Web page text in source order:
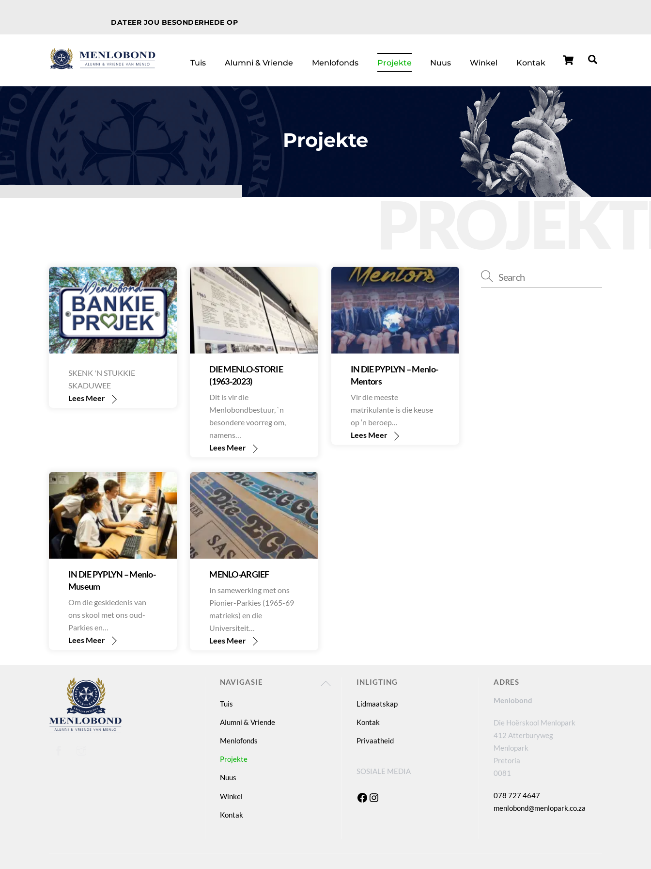
DATEER JOU BESONDERHEDE OP
Cart
Tuis Alumni & Vriende Menlofonds Projekte Nuus Winkel Kontak
Projekte
SKENK 'N STUKKIE
SKADUWEE
Lees Meer
DIE MENLO-STORIE
(1963-2023)
Dit is vir die
Menlobondbestuur, `n
besondere voorreg om,
namens…
Lees Meer
IN DIE PYPLYN – Menlo-
Mentors
Vir die meeste
matrikulante is die keuse
op ‘n beroep…
Lees Meer
IN DIE PYPLYN – Menlo-
Museum
Om die geskiedenis van
ons skool met ons oud-
Parkies en…
Lees Meer
MENLO-ARGIEF
In samewerking met ons
Pionier-Parkies (1965-69
matrieks) en die
Universiteit…
Lees Meer
Back
NAVIGASIE
Tuis
Alumni & Vriende
Menlofonds
Projekte
Nuus
Winkel
Kontak
INLIGTING
Lidmaatskap
Kontak
Privaatheid
SOSIALE MEDIA
Facebook
Instagram
ADRES
Menlobond
Die Hoërskool Menlopark
412 Atterburyweg
Menlopark
Pretoria
0081
078 727 4647
menlobond@menlopark.co.za